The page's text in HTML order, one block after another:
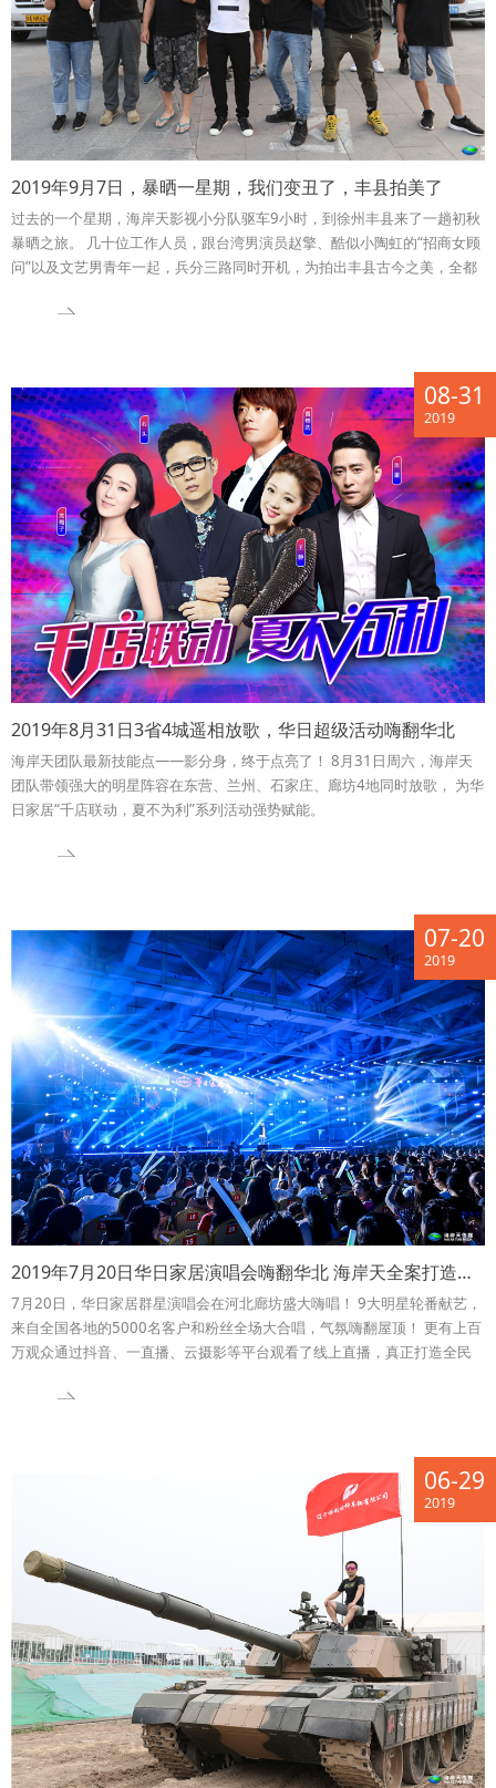
2019年9月7日，暴晒一星期，我们变丑了，丰县拍美了
过去的一个星期，海岸天影视小分队驱车9小时，到徐州丰县来了一趟初秋
暴晒之旅。 几十位工作人员，跟台湾男演员赵擎、酷似小陶虹的“招商女顾
问”以及文艺男青年一起，兵分三路同时开机，为拍出丰县古今之美，全都
08-31
2019
2019年8月31日3省4城遥相放歌，华日超级活动嗨翻华北
海岸天团队最新技能点——影分身，终于点亮了！ 8月31日周六，海岸天
团队带领强大的明星阵容在东营、兰州、石家庄、廊坊4地同时放歌， 为华
日家居“千店联动，夏不为利”系列活动强势赋能。
07-20
2019
2019年7月20日华日家居演唱会嗨翻华北 海岸天全案打造家居业盛会
7月20日，华日家居群星演唱会在河北廊坊盛大嗨唱！ 9大明星轮番献艺，
来自全国各地的5000名客户和粉丝全场大合唱，气氛嗨翻屋顶！ 更有上百
万观众通过抖音、一直播、云摄影等平台观看了线上直播，真正打造全民
06-29
2019